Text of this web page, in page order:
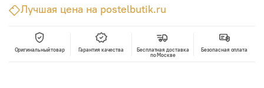
Лучшая цена на postelbutik.ru
Оригинальный товар Гарантия качества
Бесплатная доставка
по Москве
Безопасная оплата